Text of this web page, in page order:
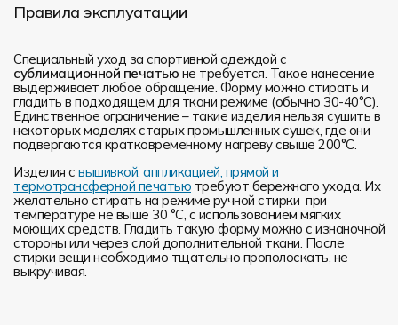
Правила эксплуатации
Специальный уход за спортивной одеждой с
сублимационной печатью не требуется. Такое нанесение
выдерживает любое обращение. Форму можно стирать и
гладить в подходящем для ткани режиме (обычно 30-40°С).
Единственное ограничение – такие изделия нельзя сушить в
некоторых моделях старых промышленных сушек, где они
подвергаются кратковременному нагреву свыше 200°С.
Изделия с вышивкой, аппликацией, прямой и
термотрансферной печатью требуют бережного ухода. Их
желательно стирать на режиме ручной стирки при
температуре не выше 30 °C, с использованием мягких
моющих средств. Гладить такую форму можно с изнаночной
стороны или через слой дополнительной ткани. После
стирки вещи необходимо тщательно прополоскать, не
выкручивая.